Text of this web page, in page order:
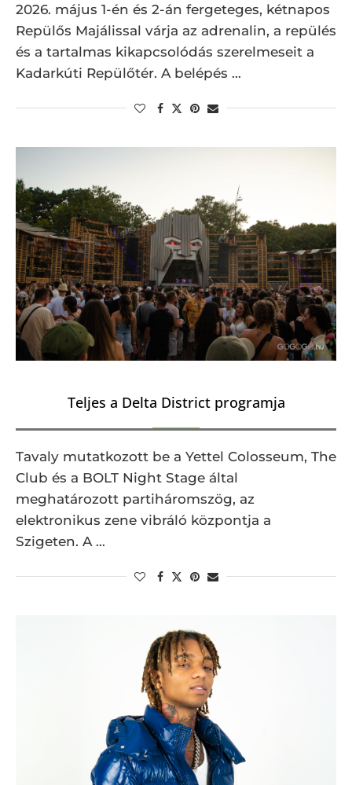
2026. május 1-én és 2-án fergeteges, kétnapos
Repülős Majálissal várja az adrenalin, a repülés
és a tartalmas kikapcsolódás szerelmeseit a
Kadarkúti Repülőtér. A belépés …
Teljes a Delta District programja
Tavaly mutatkozott be a Yettel Colosseum, The
Club és a BOLT Night Stage által
meghatározott partiháromszög, az
elektronikus zene vibráló központja a
Szigeten. A …